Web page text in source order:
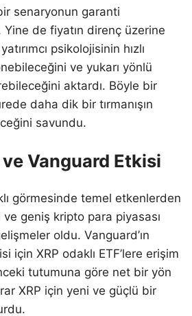
senaryonun garanti
Yine de fiyatın direnç üzerine
psikolojisinin hızlı
ve yukarı yönlü
aktardı. Böyle bir
daha dik bir tırmanışın
savundu.
Vanguard Etkisi
görmesinde temel etkenlerden
geniş kripto para piyasası
oldu. Vanguard’ın
için XRP odaklı ETF’lere erişim
tutumuna göre net bir yön
XRP için yeni ve güçlü bir